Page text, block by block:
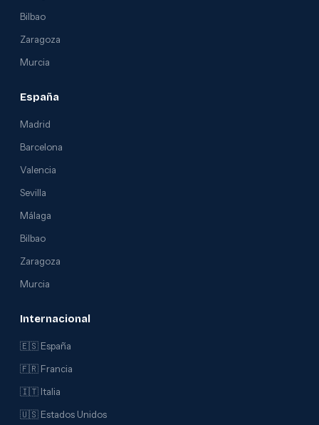
Bilbao
Zaragoza
Murcia
España
Madrid
Barcelona
Valencia
Sevilla
Málaga
Bilbao
Zaragoza
Murcia
Internacional
🇪🇸 España
🇫🇷 Francia
🇮🇹 Italia
🇺🇸 Estados Unidos